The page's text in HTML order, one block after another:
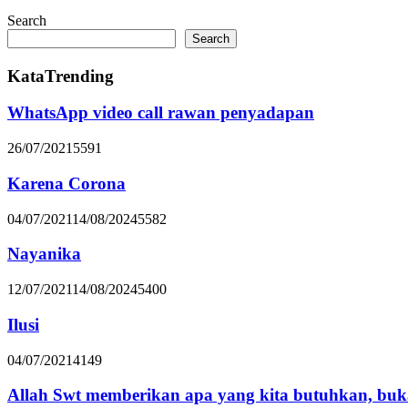
Search
Search
KataTrending
WhatsApp video call rawan penyadapan
26/07/2021 5591
Karena Corona
04/07/202114/08/20245582
Nayanika
12/07/202114/08/20245400
Ilusi
04/07/20214149
Allah Swt memberikan apa yang kita butuhkan,